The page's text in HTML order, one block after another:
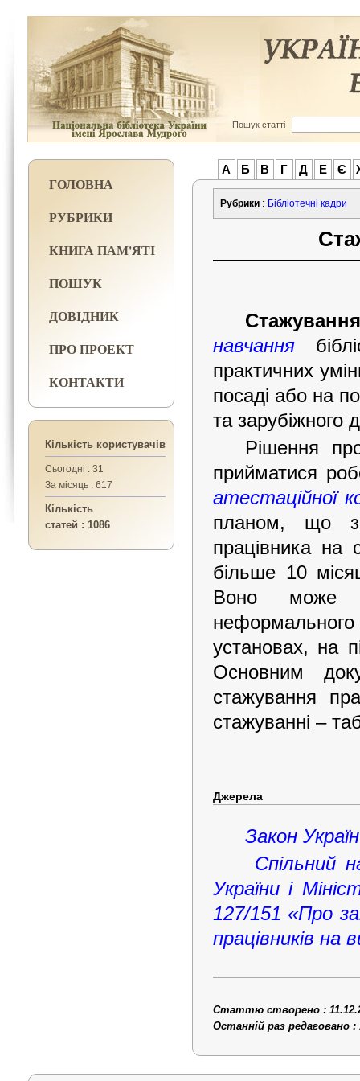
Пошук статті
ГОЛОВНА
РУБРИКИ
КНИГА ПАМ'ЯТІ
ПОШУК
ДОВІДНИК
ПРО ПРОЕКТ
КОНТАКТИ
Кількість користувачів
Сьогодні : 31
За місяць : 617
Кількість
статей : 1086
А Б В Г Д Е Є
Рубрики : Бібліотечні кадри
навчання
практичних
посаді або на
та зарубіжного
Рішення
прийматися
атестаційної
планом, що
працівника на
більше 10
Воно може
установах, на
Основним
стажування
стажуванні –
Джерела
Закон
Спільний
України і
127/151 «Про
працівників на
Статтю створено :
Останній раз редаговано :